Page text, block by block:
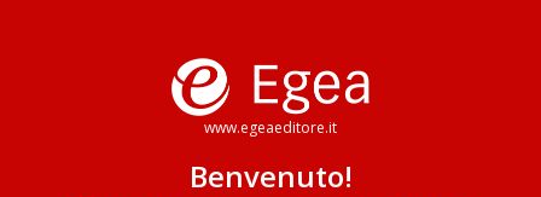
www.egeaeditore.it
Benvenuto!